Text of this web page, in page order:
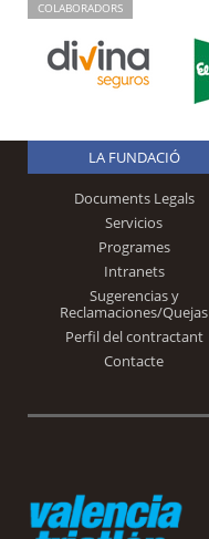
COLABORADORS
LA FUNDACIÓ
Documents Legals
Servicios
Programes
Intranets
Sugerencias y
Reclamaciones/Quejas
Perfil del contractant
Contacte